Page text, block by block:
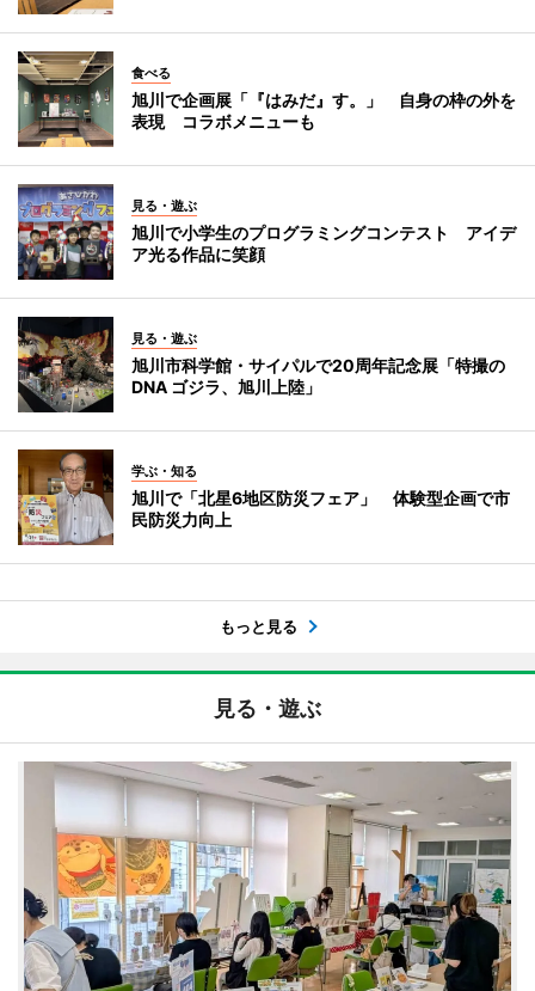
食べる
旭川で企画展「『はみだ』す。」 自身の枠の外を
表現 コラボメニューも
見る・遊ぶ
旭川で小学生のプログラミングコンテスト アイデ
ア光る作品に笑顔
見る・遊ぶ
旭川市科学館・サイパルで20周年記念展「特撮の
DNA ゴジラ、旭川上陸」
学ぶ・知る
旭川で「北星6地区防災フェア」 体験型企画で市
民防災力向上
もっと見る
見る・遊ぶ